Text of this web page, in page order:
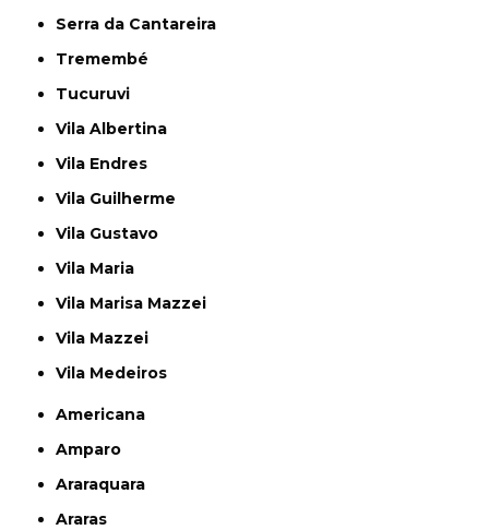
Serra da Cantareira
Tremembé
Tucuruvi
Vila Albertina
Vila Endres
Vila Guilherme
Vila Gustavo
Vila Maria
Vila Marisa Mazzei
Vila Mazzei
Vila Medeiros
Americana
Amparo
Araraquara
Araras